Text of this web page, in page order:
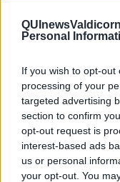
Personal
If you wish to opt-
processing of your
targeted advertising
section to confirm
opt-out request is
interest-based ads
us or personal
your opt-out. You
l’unico motore
anche a questo
alla Direzione e al
incontro urgente per
Vista l’urgenze
avere dettagli e
per risolvere la
che sono mesi che
una guida, ma siamo